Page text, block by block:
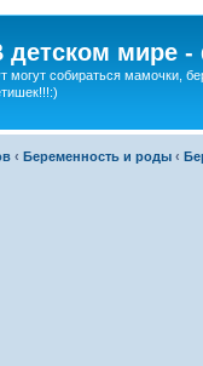
детском мире
могут собираться мамочки,
‹ Беременность и роды ‹